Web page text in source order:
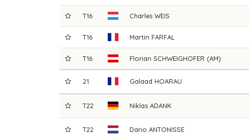
T16 Charles WEIS
T16 Martin FARFAL
T16 Florian SCHWEIGHOFER (AM)
21 GalaadHOARAU
T22 Niklas ADANK
T22 Dario ANTONISSE